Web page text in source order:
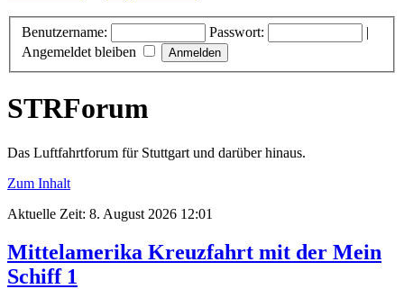
Benutzername: Passwort:
|
Angemeldet bleiben
STRForum
Das Luftfahrtforum für Stuttgart und darüber hinaus.
Zum Inhalt
Aktuelle Zeit: 8. August 2026 12:01
Mittelamerika Kreuzfahrt mit der Mein
Schiff 1